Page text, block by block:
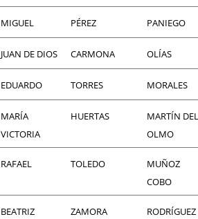
MIGUEL PÉREZ PANIEGO
JUAN DE DIOS CARMONA OLÍAS
EDUARDO TORRES MORALES
MARÍA
VICTORIA
HUERTAS
MARTÍN DEL
OLMO
RAFAEL TOLEDO
MUÑOZ
COBO
BEATRIZ ZAMORA RODRÍGUEZ